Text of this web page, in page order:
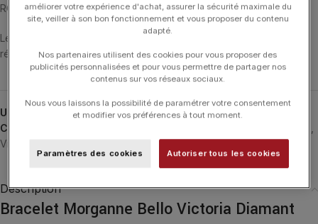
ROSE 18 CARATS.
Les bracelets ont une longueur de 17 cm et ont 4 anneaux de
réglage.
UGS :
3032PB115D
Catégories :
Victoria
Description
Bracelet Morganne Bello Victoria Diamant
améliorer votre expérience d'achat, assurer la sécurité maximale du
site, veiller à son bon fonctionnement et vous proposer du contenu
adapté.
Nos partenaires utilisent des cookies pour vous proposer des
publicités personnalisées et pour vous permettre de partager nos
contenus sur vos réseaux sociaux.
Nous vous laissons la possibilité de paramétrer votre consentement
et modifier vos préférences à tout moment.
Paramètres des cookies Autoriser tous les cookies